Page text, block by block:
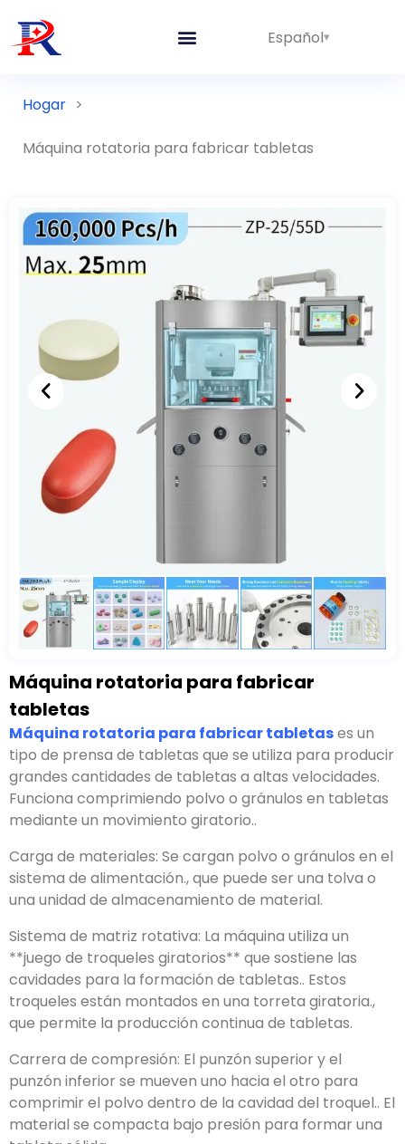
Español
Hogar >
Máquina rotatoria para fabricar tabletas
Máquina rotatoria para fabricar
tabletas
Máquina rotatoria para fabricar tabletases un
tipo de prensa de tabletas que se utiliza para producir
grandes cantidades de tabletas a altas velocidades.
Funciona comprimiendo polvo o gránulos en tabletas
mediante un movimiento giratorio..
Carga de materiales: Se cargan polvo o gránulos en el
sistema de alimentación., que puede ser una tolva o
una unidad de almacenamiento de material.
Sistema de matriz rotativa: La máquina utiliza un
**juego de troqueles giratorios** que sostiene las
cavidades para la formación de tabletas.. Estos
troqueles están montados en una torreta giratoria.,
que permite la producción continua de tabletas.
Carrera de compresión: El punzón superior y el
punzón inferior se mueven uno hacia el otro para
comprimir el polvo dentro de la cavidad del troquel.. El
material se compacta bajo presión para formar una